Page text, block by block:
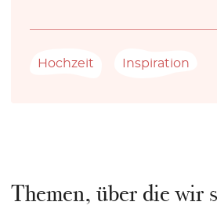
Hochzeit Inspiration
Themen, über die wir